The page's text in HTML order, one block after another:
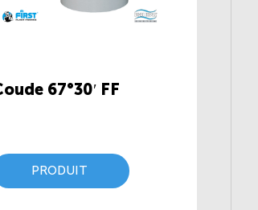
67°30′ FF
PRODUIT